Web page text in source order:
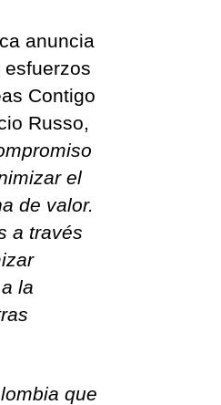
z
a
e
B
o
g
o
á
anuncia
Contigo
Russo,
el
de valor.
a través
la
que